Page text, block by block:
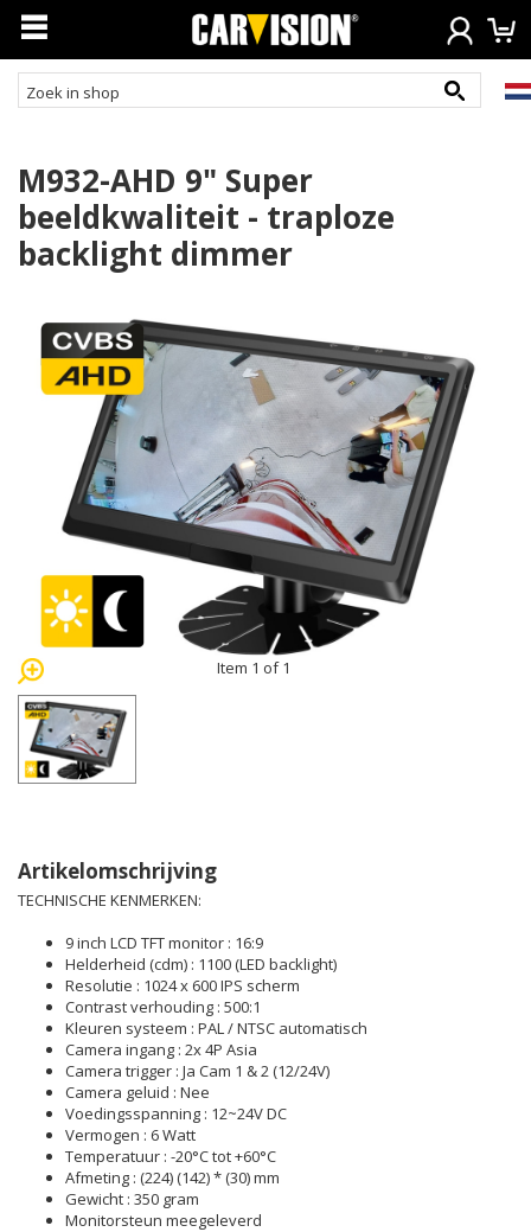
M932-AHD 9" Super
beeldkwaliteit - traploze
backlight dimmer
Item 1 of 1
Artikelomschrijving
TECHNISCHE KENMERKEN:
9 inch LCD TFT monitor : 16:9
Helderheid (cdm) : 1100 (LED backlight)
Resolutie : 1024 x 600 IPS scherm
Contrast verhouding : 500:1
Kleuren systeem : PAL / NTSC automatisch
Camera ingang : 2x 4P Asia
Camera trigger : Ja Cam 1 & 2 (12/24V)
Camera geluid : Nee
Voedingsspanning : 12~24V DC
Vermogen : 6 Watt
Temperatuur : -20°C tot +60°C
Afmeting : (224) (142) * (30) mm
Gewicht : 350 gram
Monitorsteun meegeleverd